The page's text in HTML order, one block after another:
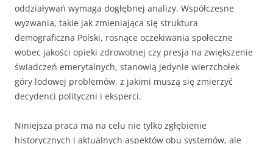
oddziaływań wymaga dogłębnej analizy. Współczesne
wyzwania, takie jak zmieniająca się struktura
demograficzna Polski, rosnące oczekiwania społeczne
wobec jakości opieki zdrowotnej czy presja na zwiększenie
świadczeń emerytalnych, stanowią jedynie wierzchołek
góry lodowej problemów, z jakimi muszą się zmierzyć
decydenci polityczni i eksperci.
Niniejsza praca ma na celu nie tylko zgłębienie
historycznych i aktualnych aspektów obu systemów, ale